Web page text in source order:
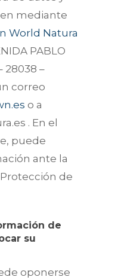
mediante
World Natura
PABLO
28038 –
correo
o a
. En el
puede
ante la
de
de
su
oponerse